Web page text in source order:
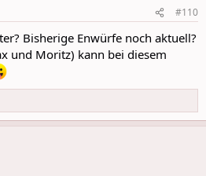
#110
Bisherige Enwürfe noch aktuell?
und Moritz) kann bei diesem